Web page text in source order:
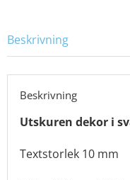
Beskrivning
Beskrivning
Utskuren dekor i
Textstorlek 10 mm